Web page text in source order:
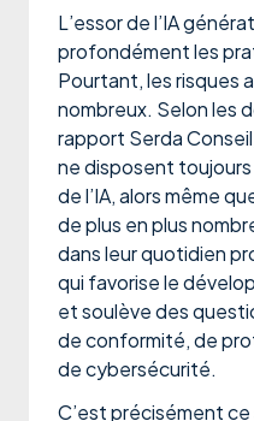
L’essor de l’IA
profondément les
Pourtant, les risques
nombreux. Selon les
rapport Serda
ne disposent toujours
de l’IA, alors même
de plus en plus
dans leur quotidien
qui favorise le
et soulève des
de conformité, de
de cybersécurité.
C’est précisément ce